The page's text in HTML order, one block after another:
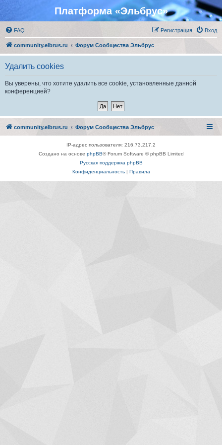
Платформа «Эльбрус»
FAQ Вход
Регистрация
community.elbrus.ru Форум Сообщества Эльбрус
Удалить cookies
Вы уверены, что хотите удалить все cookie, установленные данной
конференцией?
community.elbrus.ru Форум Сообщества Эльбрус
IP-адрес пользователя: 216.73.217.2
Создано на основе phpBB® Forum Software © phpBB Limited
Русская поддержка phpBB
Конфиденциальность| Правила